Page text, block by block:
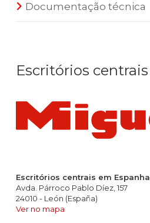
Documentação técnica
Escritórios centrais
Escritórios centrais em Espanha
Avda. Párroco Pablo Díez, 157
24010 - León (España)
Ver no mapa